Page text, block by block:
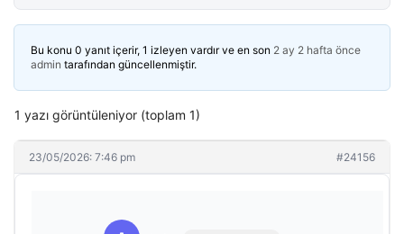
Bu konu 0 yanıt içerir, 1 izleyen vardır ve en son 2 ay 2 hafta önce
admin tarafından güncellenmiştir.
1 yazı görüntüleniyor (toplam 1)
23/05/2026: 7:46 pm #24156